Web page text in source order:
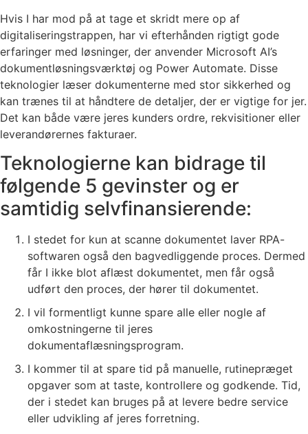
Hvis I har mod på at tage et skridt mere op af
digitaliseringstrappen, har vi efterhånden rigtigt gode
erfaringer med løsninger, der anvender Microsoft AI’s
dokumentløsningsværktøj og Power Automate. Disse
teknologier læser dokumenterne med stor sikkerhed og
kan trænes til at håndtere de detaljer, der er vigtige for jer.
Det kan både være jeres kunders ordre, rekvisitioner eller
leverandørernes fakturaer.
Teknologierne kan bidrage til
følgende 5 gevinster og er
samtidig selvfinansierende:
I stedet for kun at scanne dokumentet laver RPA-
softwaren også den bagvedliggende proces. Dermed
får I ikke blot aflæst dokumentet, men får også
udført den proces, der hører til dokumentet.
I vil formentligt kunne spare alle eller nogle af
omkostningerne til jeres
dokumentaflæsningsprogram.
I kommer til at spare tid på manuelle, rutinepræget
opgaver som at taste, kontrollere og godkende. Tid,
der i stedet kan bruges på at levere bedre service
eller udvikling af jeres forretning.